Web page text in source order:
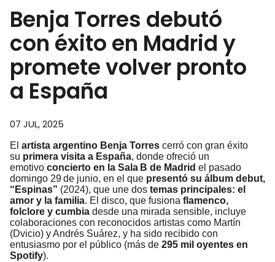
Benja Torres debutó
con éxito en Madrid y
promete volver pronto
a España
07 JUL, 2025
El artista argentino Benja Torres cerró con gran éxito
su primera visita a España, donde ofreció un
emotivo concierto en la Sala B de Madrid el pasado
domingo 29 de junio, en el que presentó su álbum debut,
“Espinas” (2024), que une dos temas principales: el
amor y la familia. El disco, que fusiona flamenco,
folclore y cumbia desde una mirada sensible, incluye
colaboraciones con reconocidos artistas como Martín
(Dvicio) y Andrés Suárez, y ha sido recibido con
entusiasmo por el público (más de 295 mil oyentes en
Spotify).